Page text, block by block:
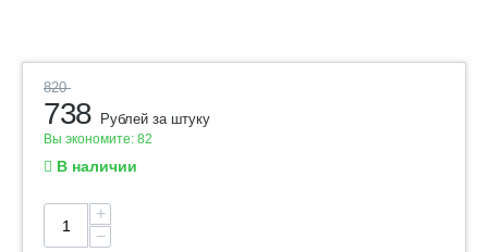
820
738 Рублей за штуку
Вы экономите: 82
В наличии
+
−